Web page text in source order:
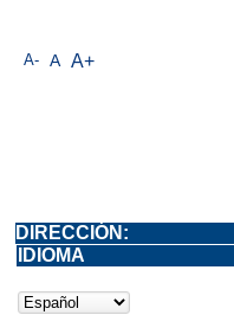
A- A A+
DIRECCIÓN:
IDIOMA